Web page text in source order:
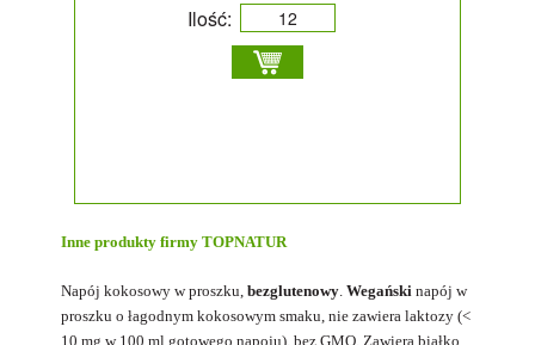
Ilość:
Inne produkty firmyTOPNATUR
Napój kokosowy w proszku,bezglutenowy.Wegański napój w
proszku o łagodnym kokosowym smaku, nie zawiera laktozy (<
10 mg w 100 ml gotowego napoju), bez GMO. Zawiera białko